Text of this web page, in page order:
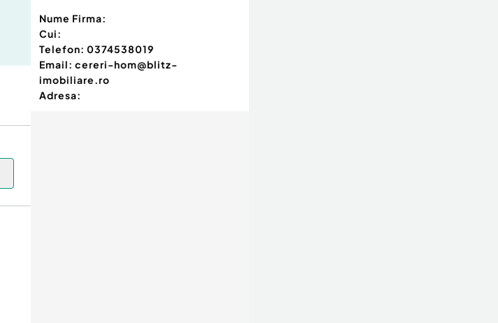
Nume Firma:
Cui:
Telefon: 0374538019
Email: cereri-hom@blitz-
imobiliare.ro
Adresa: